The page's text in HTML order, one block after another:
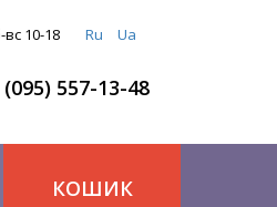
10-18 Ru Ua
(095) 557-13-48
КОШИК